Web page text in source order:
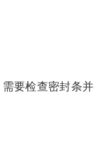
要检查密封条并